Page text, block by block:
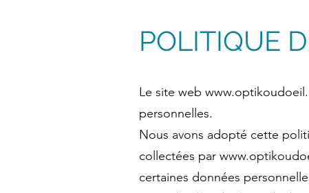
POLITIQUE
Le site web
personnelles.
Nous avons adopté cette
collectées par
certaines données